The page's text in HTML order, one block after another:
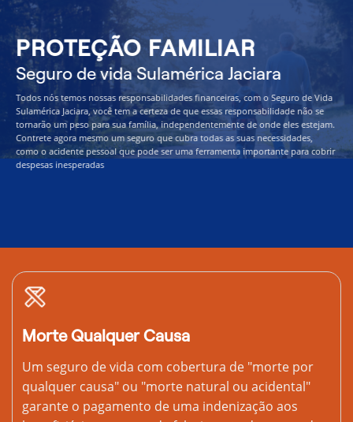
PROTEÇÃO FAMILIAR
Seguro de vida Sulamérica Jaciara
Todos nós temos nossas responsabilidades financeiras, com o Seguro de Vida
Sulamérica Jaciara, você tem a certeza de que essas responsabilidade não se
tornarão um peso para sua família, independentemente de onde eles estejam.
Contrete agora mesmo um seguro que cubra todas as suas necessidades,
como o acidente pessoal que pode ser uma ferramenta importante para cobrir
despesas inesperadas
Morte Qualquer Causa
Um seguro de vida com cobertura de "morte por
qualquer causa" ou "morte natural ou acidental"
garante o pagamento de uma indenização aos